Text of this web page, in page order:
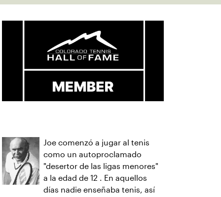
Joe comenzó a jugar al tenis
como un autoproclamado
"desertor de las ligas menores"
a la edad de 12 . En aquellos
días nadie enseñaba tenis, así